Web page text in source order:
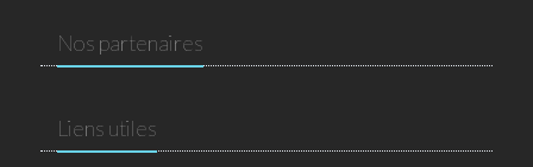
Nos partenaires
Liens utiles